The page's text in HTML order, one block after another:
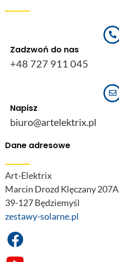
Zadzwoń do nas
+48 727 911 045
Napisz
biuro@artelektrix.pl
Dane adresowe
Art-Elektrix
Marcin Drozd Klęczany 207A
39-127 Będziemyśl
zestawy-solarne.pl